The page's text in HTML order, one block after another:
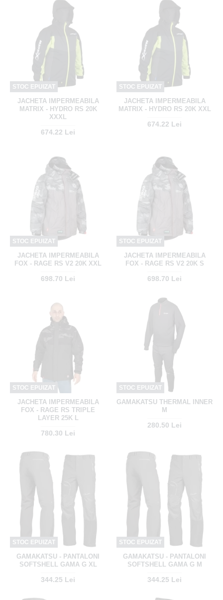
STOC EPUIZAT
JACHETA IMPERMEABILA
MATRIX - HYDRO RS 20K
XXXL
674.22 Lei
STOC EPUIZAT
JACHETA IMPERMEABILA
MATRIX - HYDRO RS 20K XXL
674.22 Lei
STOC EPUIZAT
JACHETA IMPERMEABILA
FOX - RAGE RS V2 20K XXL
698.70 Lei
STOC EPUIZAT
JACHETA IMPERMEABILA
FOX - RAGE RS V2 20K S
698.70 Lei
STOC EPUIZAT
JACHETA IMPERMEABILA
FOX - RAGE RS TRIPLE
LAYER 25K L
780.30 Lei
STOC EPUIZAT
GAMAKATSU THERMAL INNER
M
280.50 Lei
STOC EPUIZAT
GAMAKATSU - PANTALONI
SOFTSHELL GAMA G XL
344.25 Lei
STOC EPUIZAT
GAMAKATSU - PANTALONI
SOFTSHELL GAMA G M
344.25 Lei